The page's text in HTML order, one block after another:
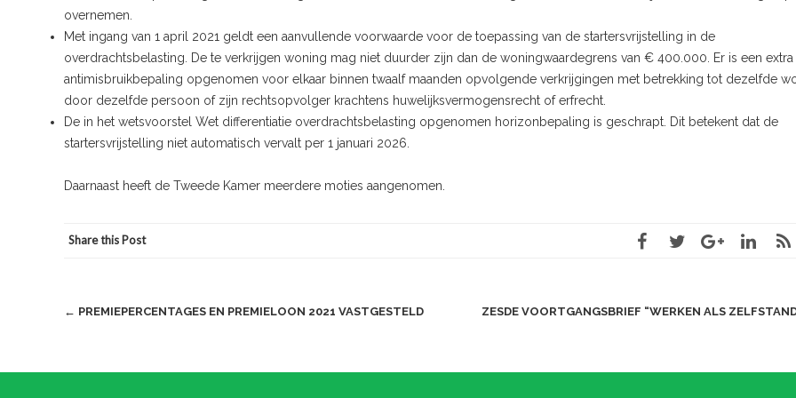
overnemen.
Met ingang van 1 april 2021 geldt een aanvullende voorwaarde voor de toepassing van de startersvrijstelling in de
overdrachtsbelasting. De te verkrijgen woning mag niet duurder zijn dan de woningwaardegrens van € 400.000. Er is een extra
antimisbruikbepaling opgenomen voor elkaar binnen twaalf maanden opvolgende verkrijgingen met betrekking tot dezelfde
door dezelfde persoon of zijn rechtsopvolger krachtens huwelijksvermogensrecht of erfrecht.
De in het wetsvoorstel Wet differentiatie overdrachtsbelasting opgenomen horizonbepaling is geschrapt. Dit betekent dat de
startersvrijstelling niet automatisch vervalt per 1 januari 2026.
Daarnaast heeft de Tweede Kamer meerdere moties aangenomen.
Share this Post
Post
← PREMIEPERCENTAGES EN PREMIELOON 2021 VASTGESTELD ZESDE VOORTGANGSBRIEF “WERKEN ALS